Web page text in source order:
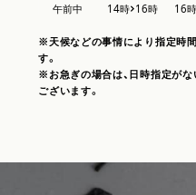
※天候などの事情により指定時
す。
※お急ぎの場合は、日時指定が
ございます。